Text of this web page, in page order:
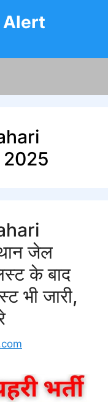
Alert
जेल
के बाद
भी जारी,